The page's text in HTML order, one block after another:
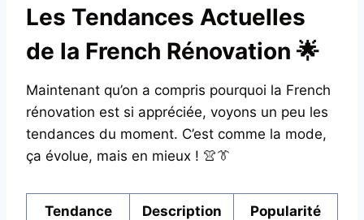
Les Tendances Actuelles
de la French Rénovation 🌟
Maintenant qu’on a compris pourquoi la French
rénovation est si appréciée, voyons un peu les
tendances du moment. C’est comme la mode,
ça évolue, mais en mieux ! 👚👔
Tendance Description Popularité